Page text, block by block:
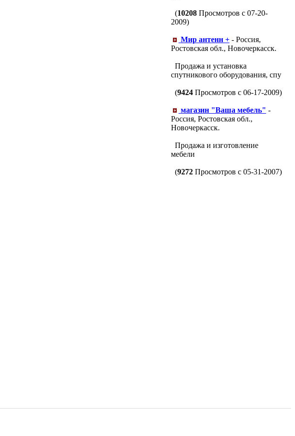
(10208Просмотров с 07-20-
2009)
Мир антенн +- Россия,
Ростовская обл., Новочеркасск.
Продажа и установка
спутникового оборудования, спу
(9424Просмотров с 06-17-2009)
магазин "Ваша мебель" -
Россия, Ростовская обл.,
Новочеркасск.
Продажа и изготовление
мебели
(9272Просмотров с 05-31-2007)